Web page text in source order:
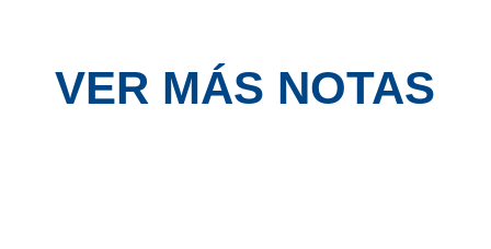
VER MÁS NOTAS